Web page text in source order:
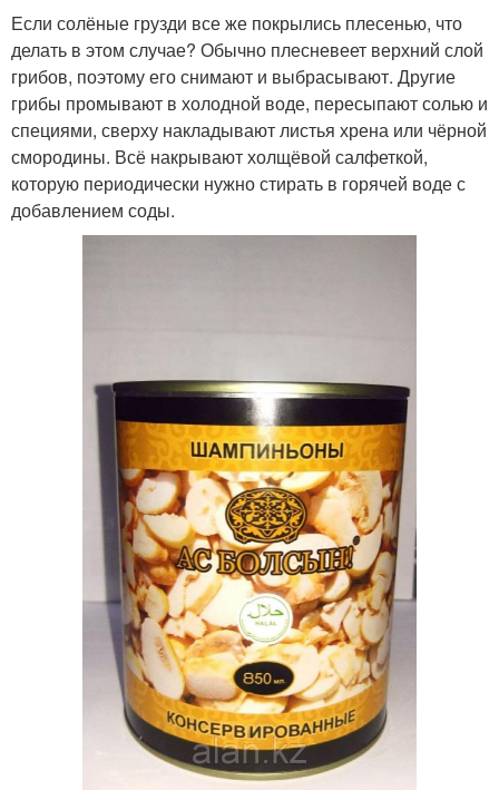
Если солёные грузди все же покрылись плесенью, что
делать в этом случае? Обычно плесневеет верхний слой
грибов, поэтому его снимают и выбрасывают. Другие
грибы промывают в холодной воде, пересыпают солью и
специями, сверху накладывают листья хрена или чёрной
смородины. Всё накрывают холщёвой салфеткой,
которую периодически нужно стирать в горячей воде с
добавлением соды.